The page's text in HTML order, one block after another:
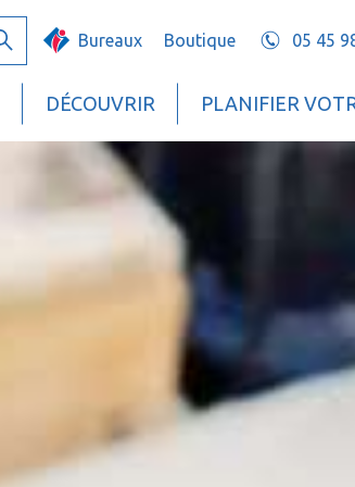
DÉCOUVRIR PLANIFIER
RechercherBureaux Boutique 05 45